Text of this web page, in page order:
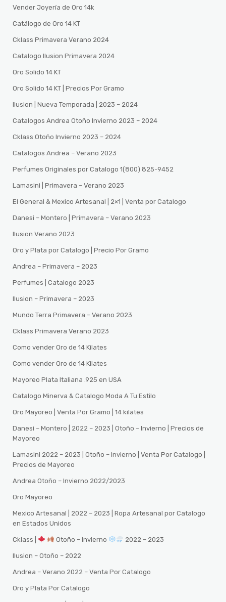
Vender Joyería de Oro 14k
Catálogo de Oro 14 KT
Cklass Primavera Verano 2024
Catalogo Ilusion Primavera 2024
Oro Solido 14 KT
Oro Solido 14 KT | Precios Por Gramo
Ilusion | Nueva Temporada | 2023 – 2024
Catalogos Andrea Otoño Invierno 2023 – 2024
Cklass Otoño Invierno 2023 – 2024
Catalogos Andrea – Verano 2023
Perfumes Originales por Catalogo 1(800) 825-9452
Lamasini | Primavera – Verano 2023
El General & Mexico Artesanal | 2×1 | Venta por Catalogo
Danesi – Montero | Primavera – Verano 2023
Ilusion Verano 2023
Oro y Plata por Catalogo | Precio Por Gramo
Andrea – Primavera – 2023
Perfumes | Catalogo 2023
Ilusion – Primavera – 2023
Mundo Terra Primavera – Verano 2023
Cklass Primavera Verano 2023
Como vender Oro de 14 Kilates
Como vender Oro de 14 Kilates
Mayoreo Plata Italiana .925 en USA
Catalogo Minerva & Catalogo Moda A Tu Estilo
Oro Mayoreo | Venta Por Gramo | 14 kilates
Danesi – Montero | 2022 – 2023 | Otoño – Invierno | Precios de
Mayoreo
Lamasini 2022 – 2023 | Otoño – Invierno | Venta Por Catalogo |
Precios de Mayoreo
Andrea Otoño – Invierno 2022/2023
Oro Mayoreo
Mexico Artesanal | 2022 – 2023 | Ropa Artesanal por Catalogo
en Estados Unidos
Cklass | Otoño – Invierno 2022 – 2023
Ilusion – Otoño – 2022
Andrea – Verano 2022 – Venta Por Catalogo
Oro y Plata Por Catalogo